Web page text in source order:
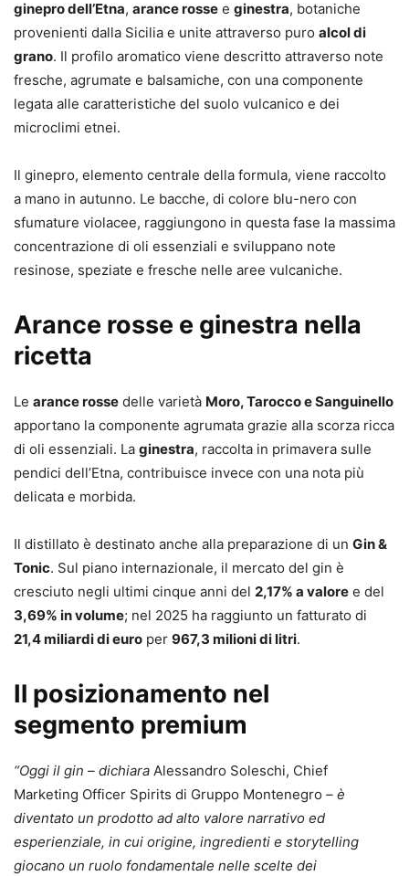
ginepro dell’Etna, arance rosse e ginestra, botaniche
provenienti dalla Sicilia e unite attraverso puro alcol di
grano. Il profilo aromatico viene descritto attraverso note
fresche, agrumate e balsamiche, con una componente
legata alle caratteristiche del suolo vulcanico e dei
microclimi etnei.
Il ginepro, elemento centrale della formula, viene raccolto
a mano in autunno. Le bacche, di colore blu-nero con
sfumature violacee, raggiungono in questa fase la massima
concentrazione di oli essenziali e sviluppano note
resinose, speziate e fresche nelle aree vulcaniche.
Arance rosse e ginestra nella
ricetta
Le arance rosse delle varietà Moro, Tarocco e Sanguinello
apportano la componente agrumata grazie alla scorza ricca
di oli essenziali. La ginestra, raccolta in primavera sulle
pendici dell’Etna, contribuisce invece con una nota più
delicata e morbida.
Il distillato è destinato anche alla preparazione di un Gin &
Tonic. Sul piano internazionale, il mercato del gin è
cresciuto negli ultimi cinque anni del 2,17% a valore e del
3,69% in volume; nel 2025 ha raggiunto un fatturato di
21,4 miliardi di euro per 967,3 milioni di litri.
Il posizionamento nel
segmento premium
“Oggi il gin – dichiara Alessandro Soleschi, Chief
Marketing Officer Spirits di Gruppo Montenegro – è
diventato un prodotto ad alto valore narrativo ed
esperienziale, in cui origine, ingredienti e storytelling
giocano un ruolo fondamentale nelle scelte dei